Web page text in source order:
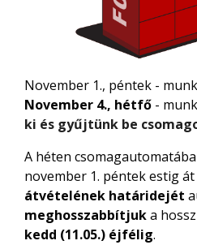
November 1., péntek -
November 4., hétfő -
ki és gyűjtünk be
A héten
november 1. péntek estig
átvételének határidejét
meghosszabbítjuka
kedd (11.05.) éjfélig.